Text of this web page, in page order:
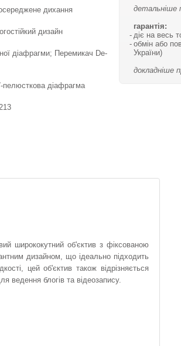
детальніше
гарантія:
діє на весь
обмін або
України)
докладніше
дихання
дизайн
діафрагми; Перемикач De-
пелюсткова діафрагма
ширококутний об'єктив з фіксованою
дизайном, що ідеально підходить
цей об'єктив також відрізняється
ведення блогів та відеозапису.